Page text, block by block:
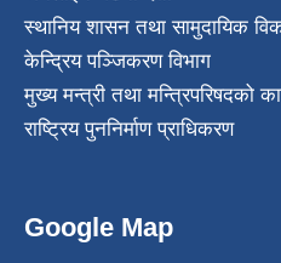
स्थानिय शासन तथा सामुदायिक
केन्द्रिय पञ्जिकरण विभाग
मुख्य मन्त्री तथा मन्त्रिपरिषदको
राष्ट्रिय पुननिर्माण प्राधिकरण
Google Map